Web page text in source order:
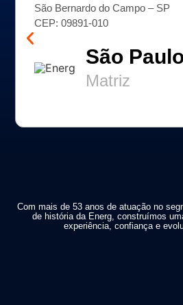
São Bernardo do Campo – SP​
CEP: 09891-010​
São
Matriz
Com mais de 53 anos de atuação no
de história da Energ, construímos
experiência, confiança e